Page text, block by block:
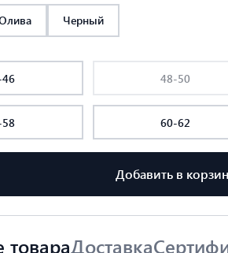
Черный
48-50
60-62
Добавить в
товараДоставка